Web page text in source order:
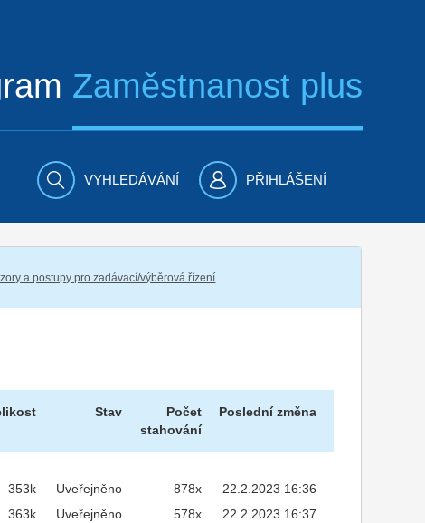
Zaměstnanost plus
VYHLEDÁVÁNÍ PŘIHLÁŠENÍ
a postupy pro zadávací/výběrová řízení
Stav
Počet
stahování
Poslední změna
353k Uveřejněno 878x
22.2.2023 16:36
363k Uveřejněno 578x 22.2.2023 16:37